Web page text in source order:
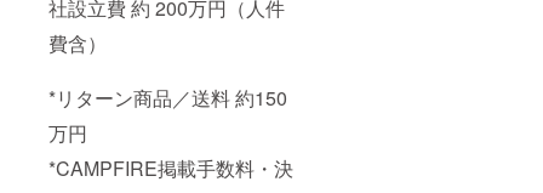
社設立費 約 200万円（人件
費含）
*リターン商品／送料 約150
万円
*CAMPFIRE掲載手数料・決